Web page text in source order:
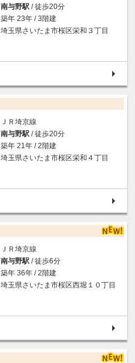
南与野駅 / 徒歩20分
築年 23年 / 3階建
埼玉県さいたま市桜区栄和３丁目
ＪＲ埼京線
南与野駅 / 徒歩20分
築年 21年 / 2階建
埼玉県さいたま市桜区栄和４丁目
ＪＲ埼京線
南与野駅 / 徒歩6分
築年 36年 / 2階建
埼玉県さいたま市桜区西堀１０丁目